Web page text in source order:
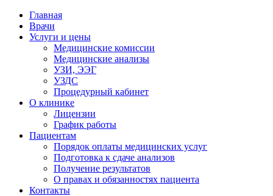
Главная
Врачи
Услуги и цены
Медицинские комиссии
Медицинские анализы
УЗИ, ЭЭГ
УЗДС
Процедурный кабинет
О клинике
Лицензии
График работы
Пациентам
Порядок оплаты медицинских услуг
Подготовка к сдаче анализов
Получение результатов
О правах и обязанностях пациента
Контакты